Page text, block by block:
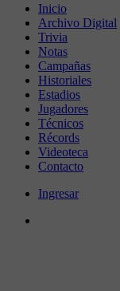
Inicio
Archivo Digital
Trivia
Notas
Campañas
Historiales
Estadios
Jugadores
Técnicos
Récords
Videoteca
Contacto
Ingresar